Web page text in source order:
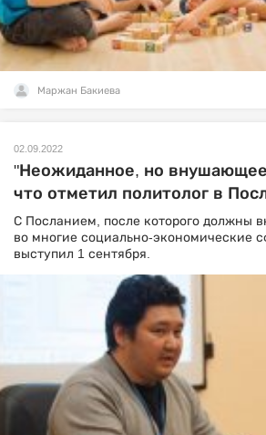
Маржан Бакиева
02.09.2022
"Неожиданное, но
что отметил политолог в
С Посланием, после которого должны
во многие социально-экономические
выступил 1 сентября.